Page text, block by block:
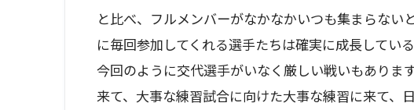
と比べ、フルメンバーがなかなかいつも集まらない
に毎回参加してくれる選手たちは確実に成長してい
今回のように交代選手がいなく厳しい戦いもありま
来て、大事な練習試合に向けた大事な練習に来て、